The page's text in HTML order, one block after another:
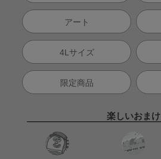
アート
4Lサイズ
限定商品
楽しいおまけ